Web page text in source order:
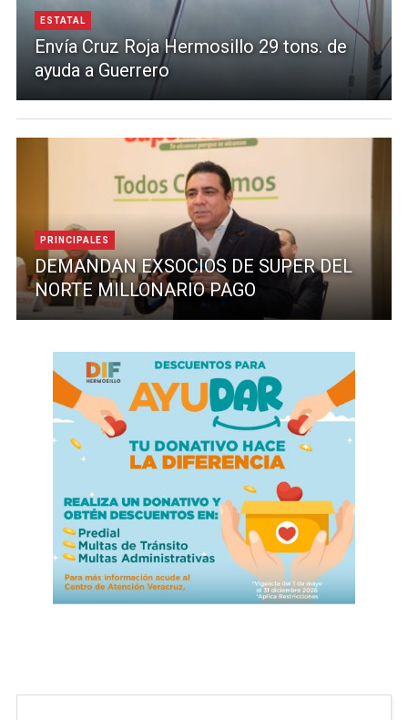
ESTATAL
Envía Cruz Roja Hermosillo 29 tons. de
ayuda a Guerrero
PRINCIPALES
DEMANDAN EXSOCIOS DE SUPER DEL
NORTE MILLONARIO PAGO